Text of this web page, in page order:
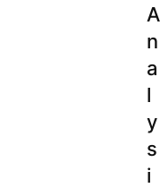
A
n
a
l
y
s
i